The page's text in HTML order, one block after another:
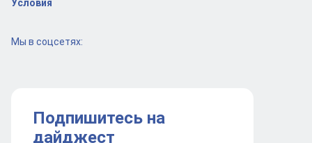
Условия
Мы в соцсетях:
Подпишитесь на
дайджест